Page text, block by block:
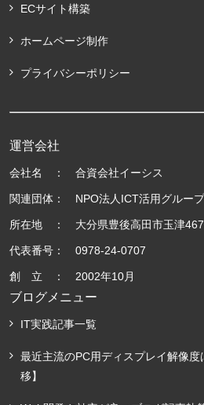
ECサイト構築
ホームページ制作
プライバシーポリシー
運営会社
会社名 ： 合資会社イーシス
関連団体： NPO法人ICT活用グループ
所在地 ： 大分県豊後高田市玉津
代表番号： 0978-24-0707
創 立 ： 2002年10月
ブログメニュー
IT実践記事一覧
最近主流のPC用ディスプレイ解像
移】